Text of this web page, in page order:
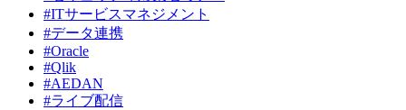
#ITサービスマネジメント
#データ連携
#Oracle
#Qlik
#AEDAN
#ライブ配信